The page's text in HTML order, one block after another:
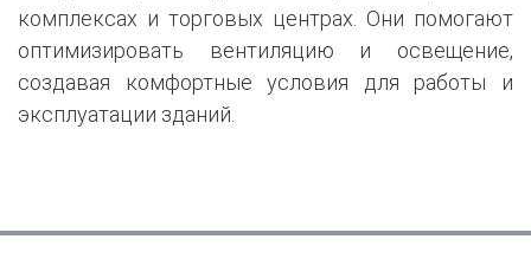
комплексах и торговых центрах. Они помогают
оптимизировать вентиляцию и освещение,
создавая комфортные условия для работы и
эксплуатации зданий.